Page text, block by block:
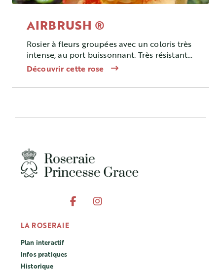
AIRBRUSH ®
Rosier à fleurs groupées avec un coloris très
intense, au port buissonnant. Très résistant
aux maladies.
Découvrir cette rose
LA ROSERAIE
Plan interactif
Infos pratiques
Historique